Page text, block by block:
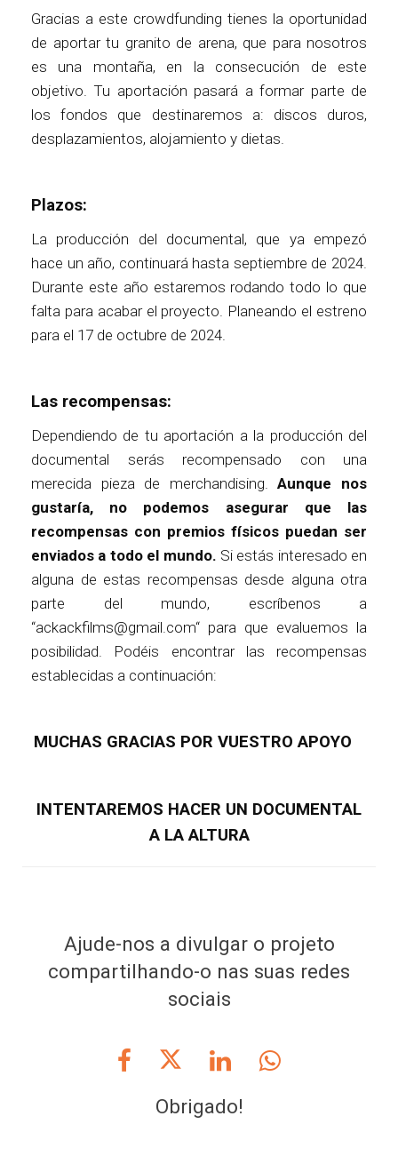
Gracias a este crowdfunding tienes la oportunidad
de aportar tu granito de arena, que para nosotros
es una montaña, en la consecución de este
objetivo. Tu aportación pasará a formar parte de
los fondos que destinaremos a: discos duros,
desplazamientos, alojamiento y dietas.
Plazos:
La producción del documental, que ya empezó
hace un año, continuará hasta septiembre de 2024.
Durante este año estaremos rodando todo lo que
falta para acabar el proyecto. Planeando el estreno
para el 17 de octubre de 2024.
Las recompensas:
Dependiendo de tu aportación a la producción del
documental serás recompensado con una
merecida pieza de merchandising.Aunque nos
gustaría, no podemos asegurar que las
recompensas con premios físicos puedan ser
enviados a todo el mundo. Si estás interesado en
alguna de estas recompensas desde alguna otra
parte del mundo, escríbenos a
“ackackfilms@gmail.com“ para que evaluemos la
posibilidad. Podéis encontrar las recompensas
establecidas a continuación:
MUCHAS GRACIAS POR VUESTRO APOYO
INTENTAREMOS HACER UN DOCUMENTAL
A LA ALTURA
Ajude-nos a divulgar o projeto
compartilhando-o nas suas redes
sociais
Obrigado!